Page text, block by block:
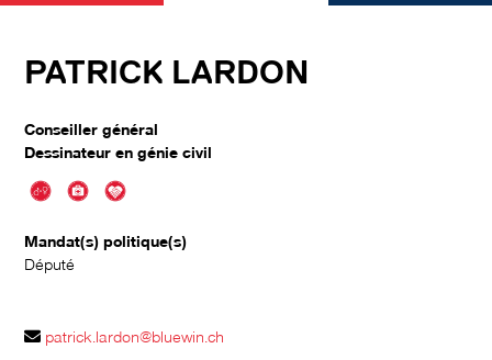
PATRICK LARDON
Conseiller général
Dessinateur en génie civil
Mandat(s) politique(s)
Député
patrick.lardon@bluewin.ch